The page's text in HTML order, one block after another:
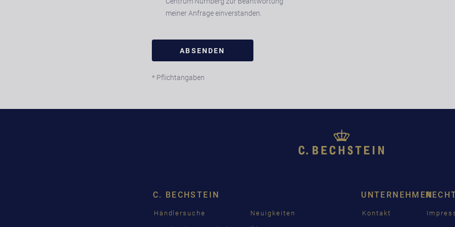
meiner Anfrage einverstanden.
* Pflichtangaben
C. BECHSTEIN
Händlersuche Neuigkeiten
UNTERNEHMEN
Kontakt